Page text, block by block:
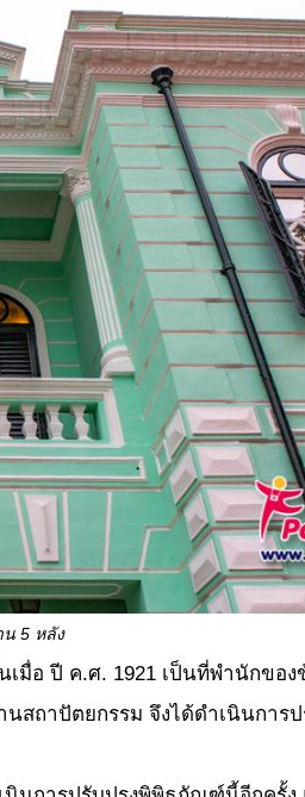
5 หลัง
เมื่อ ปี ค.ศ. 1921 เป็นที่พำนักขอ
ถาปัตยกรรม จึงได้ดำเนินการป